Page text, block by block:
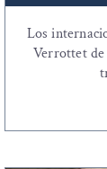
Los
Verrottet